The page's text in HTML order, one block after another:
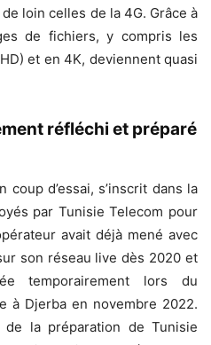
loin celles de la 4G. Grâce à
de fichiers, y compris les
et en 4K, deviennent quasi
réfléchi et préparé
coup d’essai, s’inscrit dans la
par Tunisie Telecom pour
avait déjà mené avec
son réseau live dès 2020 et
temporairement lors du
à Djerba en novembre 2022.
la préparation de Tunisie